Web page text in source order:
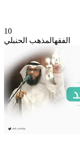
10
الفقهالمذهب الحنبلي